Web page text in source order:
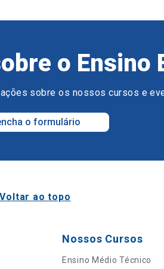
o Ensino
sobre os nossos cursos e
o formulário
Voltar ao topo
Nossos Cursos
Ensino Médio Técnico